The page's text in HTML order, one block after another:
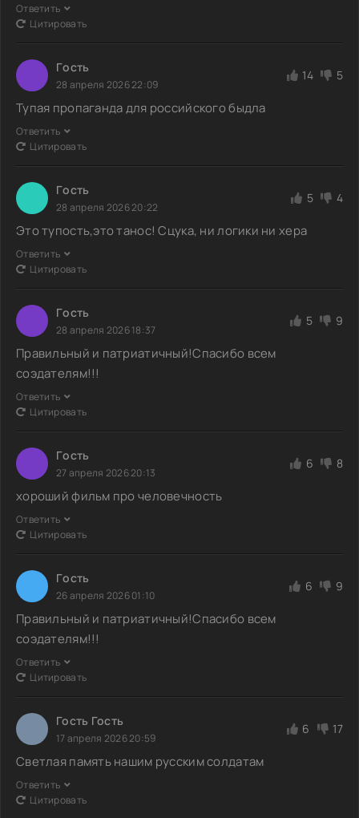
Ответить
Цитировать
Гoсть
28 апреля 2026 22:09
14 5
Тупая пропаганда для российского быдла
Ответить
Цитировать
Гoсть
28 апреля 2026 20:22
5 4
Это тупость,это танос! Сцука, ни логики ни хера
Ответить
Цитировать
Гoсть
28 апреля 2026 18:37
5 9
Правильный и патриатичный!Спасибо всем
соэдателям!!!
Ответить
Цитировать
Гoсть
27 апреля 2026 20:13
6 8
хороший фильм про человечность
Ответить
Цитировать
Гoсть
26 апреля 2026 01:10
6 9
Правильный и патриатичный!Спасибо всем
соэдателям!!!
Ответить
Цитировать
Гость Гость
17 апреля 2026 20:59
6 17
Светлая память нашим русским солдатам
Ответить
Цитировать